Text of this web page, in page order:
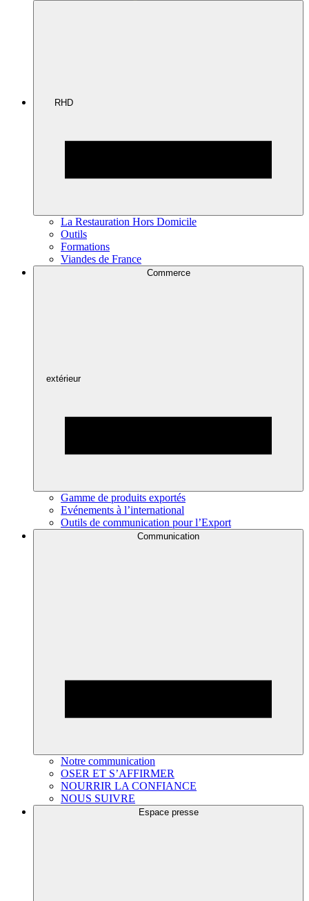
RHD
La Restauration Hors Domicile
Outils
Formations
Viandes de France
Commerce
extérieur
Gamme de produits exportés
Evénements à l’international
Outils de communication pour l’Export
Communication
Notre communication
OSER ET S’AFFIRMER
NOURRIR LA CONFIANCE
NOUS SUIVRE
Espace presse